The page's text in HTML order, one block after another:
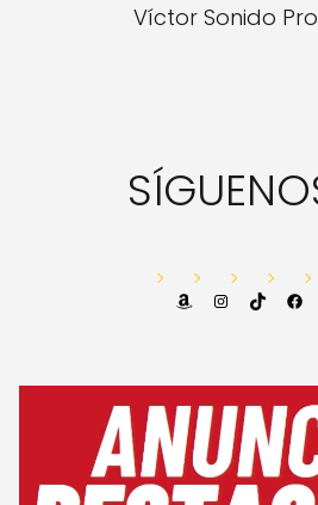
Víctor Sonido
AmazonInstagram
TikTok